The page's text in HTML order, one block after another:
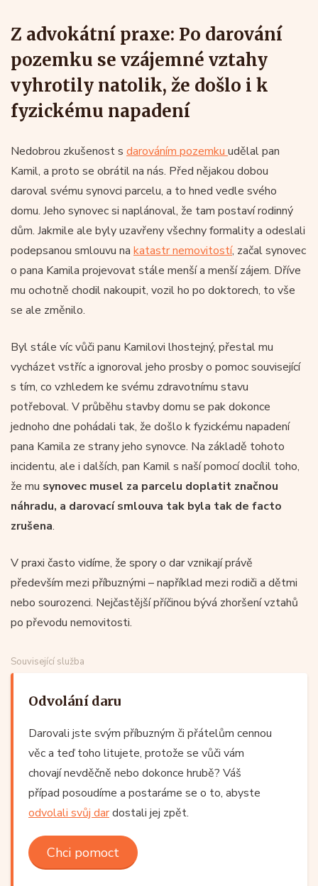
Z advokátní praxe: Po darování
pozemku se vzájemné vztahy
vyhrotily natolik, že došlo i k
fyzickému napadení
Nedobrou zkušenost s darováním pozemku udělal pan
Kamil, a proto se obrátil na nás. Před nějakou dobou
daroval svému synovci parcelu, a to hned vedle svého
domu. Jeho synovec si naplánoval, že tam postaví rodinný
dům. Jakmile ale byly uzavřeny všechny formality a odeslali
podepsanou smlouvu na katastr nemovitostí, začal synovec
o pana Kamila projevovat stále menší a menší zájem. Dříve
mu ochotně chodil nakoupit, vozil ho po doktorech, to vše
se ale změnilo.
Byl stále víc vůči panu Kamilovi lhostejný, přestal mu
vycházet vstříc a ignoroval jeho prosby o pomoc související
s tím, co vzhledem ke svému zdravotnímu stavu
potřeboval. V průběhu stavby domu se pak dokonce
jednoho dne pohádali tak, že došlo k fyzickému napadení
pana Kamila ze strany jeho synovce. Na základě tohoto
incidentu, ale i dalších, pan Kamil s naší pomocí docílil toho,
že mu synovec musel za parcelu doplatit značnou
náhradu, a darovací smlouva tak byla tak de facto
zrušena.
V praxi často vidíme, že spory o dar vznikají právě
především mezi příbuznými – například mezi rodiči a dětmi
nebo sourozenci. Nejčastější příčinou bývá zhoršení vztahů
po převodu nemovitosti.
Související služba
Odvolání daru
Darovali jste svým příbuzným či přátelům cennou
věc a teď toho litujete, protože se vůči vám
chovají nevděčně nebo dokonce hrubě? Váš
případ posoudíme a postaráme se o to, abyste
odvolali svůj dardostali jej zpět.
Chci pomoct